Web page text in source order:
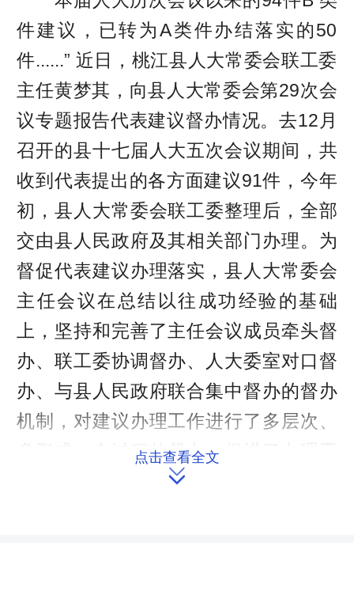
件建议，已转为A类件办结落实的50
件......” 近日，桃江县人大常委会联工委
主任黄梦其，向县人大常委会第29次会
议专题报告代表建议督办情况。去12月
召开的县十七届人大五次会议期间，共
收到代表提出的各方面建议91件，今年
初，县人大常委会联工委整理后，全部
交由县人民政府及其相关部门办理。为
督促代表建议办理落实，县人大常委会
主任会议在总结以往成功经验的基础
上，坚持和完善了主任会议成员牵头督
办、联工委协调督办、人大委室对口督
办、与县人民政府联合集中督办的督办
机制，对建议办理工作进行了多层次、
多形式、全过程的督办，促进了办理工
作的落实，促推了一批项目建设、办好
点击查看全文
